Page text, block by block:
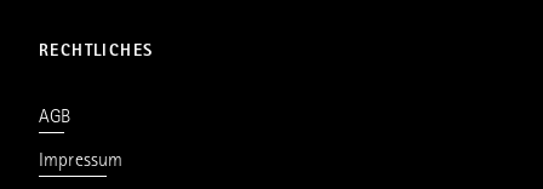
RECHTLICHES
AGB
Impressum